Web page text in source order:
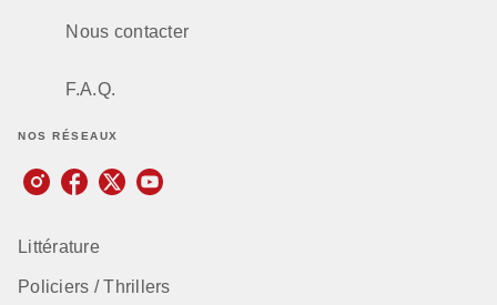
Nous contacter
F.A.Q.
NOS RÉSEAUX
Littérature
Policiers / Thrillers